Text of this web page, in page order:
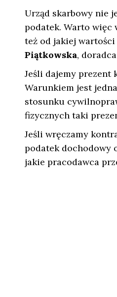
Urząd skarbowy nie
podatek. Warto więc
też od jakiej
Piątkowska,
Jeśli dajemy prezent
Warunkiem jest
stosunku
fizycznych taki
Jeśli wręczamy
podatek dochodowy
jakie pracodawca